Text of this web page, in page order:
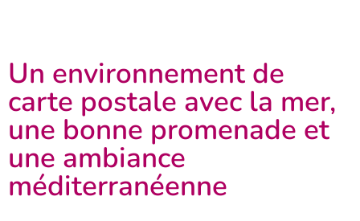
Un environnement de
carte postale avec la mer,
une bonne promenade et
une ambiance
méditerranéenne